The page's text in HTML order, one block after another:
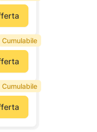
Cumulabile
Cumulabile